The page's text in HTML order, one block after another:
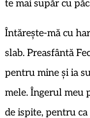
te mai supăr cu
Întărește-mă cu
slab. Preasfântă
pentru mine și ia
mele. Îngerul meu
de ispite, pentru